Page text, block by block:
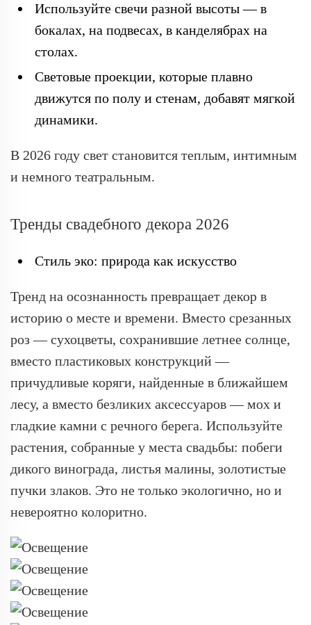
Используйте свечи разной высоты — в
бокалах, на подвесах, в канделябрах на
столах.
Световые проекции, которые плавно
движутся по полу и стенам, добавят мягкой
динамики.
В 2026 году свет становится теплым, интимным
и немного театральным.
Тренды свадебного декора 2026
Стиль эко: природа как искусство
Тренд на осознанность превращает декор в
историю о месте и времени. Вместо срезанных
роз — сухоцветы, сохранившие летнее солнце,
вместо пластиковых конструкций —
причудливые коряги, найденные в ближайшем
лесу, а вместо безликих аксессуаров — мох и
гладкие камни с речного берега. Используйте
растения, собранные у места свадьбы: побеги
дикого винограда, листья малины, золотистые
пучки злаков. Это не только экологично, но и
невероятно колоритно.